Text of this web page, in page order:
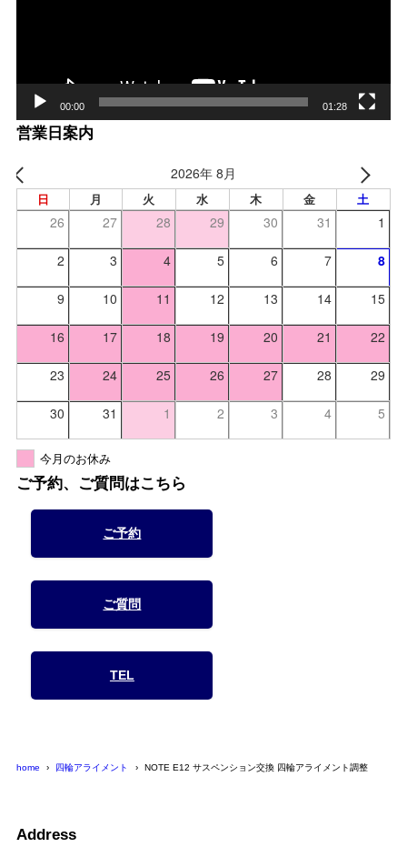
00:00 01:28
営業日案内
2026年 8月
日 月 火 水 木 金 土
26 27 28 29 30 31 1
2 3 4 5 6 7 8
9 10 11 12 13 14 15
16 17 18 19 20 21 22
23 24 25 26 27 28 29
30 31 1 2 3 4 5
今月のお休み
ご予約、ご質問はこちら
ご予約
ご質問
TEL
home 四輪アライメント NOTE E12 サスペンション交換 四輪アライメント調整
Address